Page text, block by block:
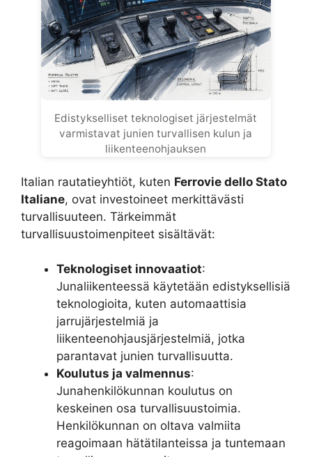
Edistykselliset teknologiset järjestelmät
varmistavat junien turvallisen kulun ja
liikenteenohjauksen
Italian rautatieyhtiöt, kuten Ferrovie dello Stato
Italiane, ovat investoineet merkittävästi
turvallisuuteen. Tärkeimmät
turvallisuustoimenpiteet sisältävät:
Teknologiset innovaatiot:
Junaliikenteessä käytetään edistyksellisiä
teknologioita, kuten automaattisia
jarrujärjestelmiä ja
liikenteenohjausjärjestelmiä, jotka
parantavat junien turvallisuutta.
Koulutus ja valmennus:
Junahenkilökunnan koulutus on
keskeinen osa turvallisuustoimia.
Henkilökunnan on oltava valmiita
reagoimaan hätätilanteissa ja tuntemaan